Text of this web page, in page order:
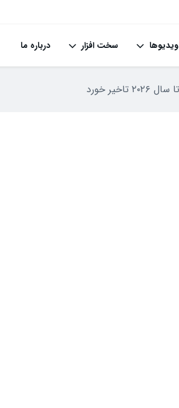
ویدیوها سخت افزار درباره ما